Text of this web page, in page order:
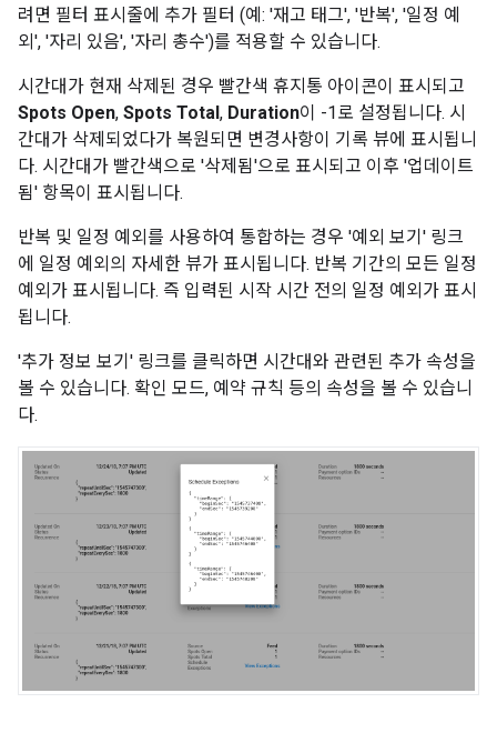
려면 필터 표시줄에 추가 필터 (예: '재고 태그', '반복', '일정 예
외', '자리 있음', '자리 총수')를 적용할 수 있습니다.
시간대가 현재 삭제된 경우 빨간색 휴지통 아이콘이 표시되고
Spots Open, Spots Total, Duration이 -1로 설정됩니다. 시
간대가 삭제되었다가 복원되면 변경사항이 기록 뷰에 표시됩니
다. 시간대가 빨간색으로 '삭제됨'으로 표시되고 이후 '업데이트
됨' 항목이 표시됩니다.
반복 및 일정 예외를 사용하여 통합하는 경우 '예외 보기' 링크
에 일정 예외의 자세한 뷰가 표시됩니다. 반복 기간의 모든 일정
예외가 표시됩니다. 즉 입력된 시작 시간 전의 일정 예외가 표시
됩니다.
'추가 정보 보기' 링크를 클릭하면 시간대와 관련된 추가 속성을
볼 수 있습니다. 확인 모드, 예약 규칙 등의 속성을 볼 수 있습니
다.